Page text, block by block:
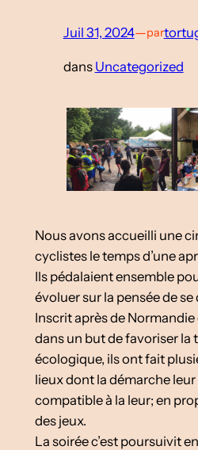
Juil 31, 2024—par
dans Uncategorized
Nous avons accueilli une
cyclistes le temps d’une
Ils pédalaient ensemble
évoluer sur la pensée de
Inscrit après de
dans un but de favoriser la
écologique, ils ont fait
lieux dont la démarche
compatible à la leur; en
des jeux.
La soirée c’est poursuivit